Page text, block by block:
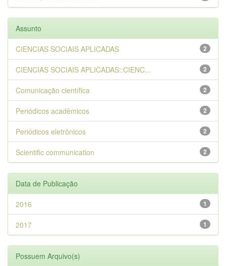
Assunto
2
CIENCIAS SOCIAIS APLICADAS
2
CIENCIAS SOCIAIS APLICADAS::CIENC...
2
Comunicação científica
2
Periódicos acadêmicos
2
Periódicos eletrônicos
2
Scientific communication
Data de Publicação
1
2016
1
2017
Possuem Arquivo(s)